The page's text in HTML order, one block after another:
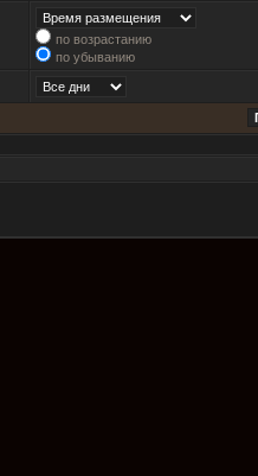
по возрастанию
по убыванию